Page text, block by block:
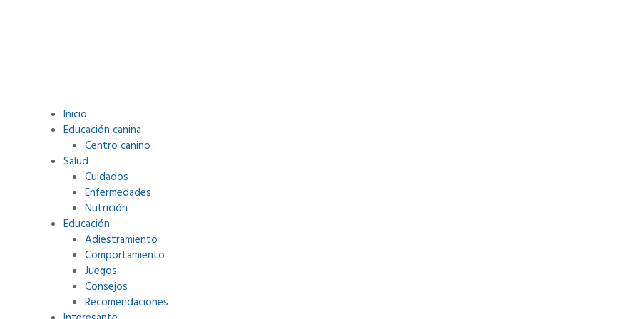
Inicio
Educación canina
Centro canino
Salud
Cuidados
Enfermedades
Nutrición
Educación
Adiestramiento
Comportamiento
Juegos
Consejos
Recomendaciones